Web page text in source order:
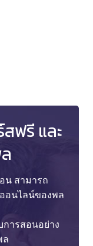
ฟรี และ
น สามารถ
อนไลน์ของพล
การสอนอย่าง
ล